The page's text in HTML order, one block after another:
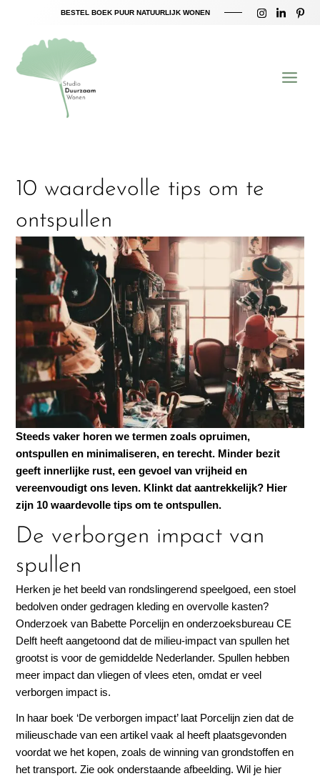
inhoud
BESTEL BOEK PUUR NATUURLIJK WONEN
10 waardevolle tips om te
ontspullen
Steeds vaker horen we termen zoals opruimen,
ontspullen en minimaliseren, en terecht. Minder bezit
geeft innerlijke rust, een gevoel van vrijheid en
vereenvoudigt ons leven. Klinkt dat aantrekkelijk? Hier
zijn 10 waardevolle tips om te ontspullen.
De verborgen impact van
spullen
Herken je het beeld van rondslingerend speelgoed, een stoel
bedolven onder gedragen kleding en overvolle kasten?
Onderzoek van Babette Porcelijn en onderzoeksbureau CE
Delft heeft aangetoond dat de milieu-impact van spullen het
grootst is voor de gemiddelde Nederlander. Spullen hebben
meer impact dan vliegen of vlees eten, omdat er veel
verborgen impact is.
In haar boek ‘De verborgen impact’ laat Porcelijn zien dat de
milieuschade van een artikel vaak al heeft plaatsgevonden
voordat we het kopen, zoals de winning van grondstoffen en
het transport. Zie ook onderstaande afbeelding. Wil je hier